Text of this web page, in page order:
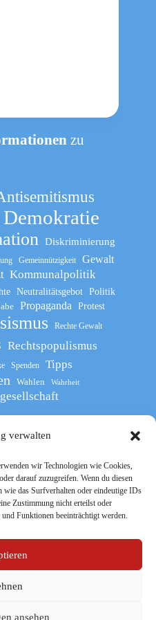
verwalten
wir Technologien wie Cookies,
darauf zuzugreifen. Wenn du diesen
das Surfverhalten oder eindeutige IDs
Zustimmung nicht erteilst oder
Funktionen beeinträchtigt werden.
ansehen
zu
Demokratie
Diskriminierung
Gemeinnützigkeit Gewalt
Kommunalpolitik
Neutralitätsgebot Politik
Propaganda
Protest
Rechte Gewalt
Rechtspopulismus
Spenden Tipps
Wahlen Wahrheit
Guide